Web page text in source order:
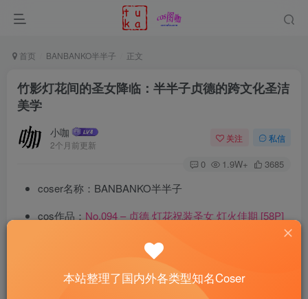
首页 BANBANKO半半子 正文
竹影灯花间的圣女降临：半半子贞德的跨文化圣洁
美学
小咖
2个月前更新
关注 私信
0 1.9W+ 3685
coser名称：BANBANKO半半子
cos作品： No.094 – 贞德 灯花祝装圣女 灯火佳期 [58P]
翠竹摇曳，纸伞低垂，孤灯在夜色中晕染出古朴光晕。
BANBANKO半半子倚靠太师椅，白色蕾丝透视连体衣缀满刺
绣羽毛，宝蓝天鹅绒长袍的白狐绒领在侧风中轻颤。她不是
本站整理了国内外各类型知名Coser